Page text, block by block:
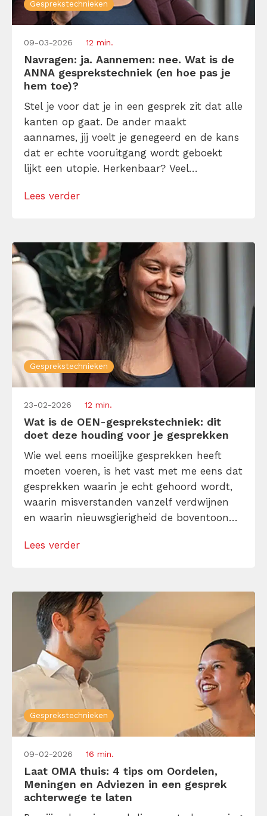
Gesprekstechnieken
09-03-2026 12 min.
Navragen: ja. Aannemen: nee. Wat is de
ANNA gesprekstechniek (en hoe pas je
hem toe)?
Stel je voor dat je in een gesprek zit dat alle
kanten op gaat. De ander maakt
aannames, jij voelt je genegeerd en de kans
dat er echte vooruitgang wordt geboekt
lijkt een utopie. Herkenbaar? Veel
omdat we onbewust OMA meenemen:
een […]
Lees verder
Gesprekstechnieken
23-02-2026 12 min.
Wat is de OEN-gesprekstechniek: dit
doet deze houding voor je gesprekken
Wie wel eens moeilijke gesprekken heeft
moeten voeren, is het vast met me eens dat
gesprekken waarin je echt gehoord wordt,
waarin misverstanden vanzelf verdwijnen
en waarin nieuwsgierigheid de boventoon
precies wat de OEN-gesprekstechniek
aannames of oppervlakkige beleefdheden.
Hoe pak je dat […]
Lees verder
Gesprekstechnieken
09-02-2026 16 min.
Laat OMA thuis: 4 tips om Oordelen,
Meningen en Adviezen in een gesprek
achterwege te laten